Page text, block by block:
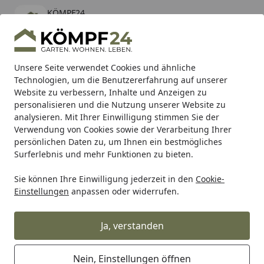
Unsere Seite verwendet Cookies und ähnliche
Technologien, um die Benutzererfahrung auf unserer
Website zu verbessern, Inhalte und Anzeigen zu
personalisieren und die Nutzung unserer Website zu
analysieren. Mit Ihrer Einwilligung stimmen Sie der
Verwendung von Cookies sowie der Verarbeitung Ihrer
persönlichen Daten zu, um Ihnen ein bestmögliches
Surferlebnis und mehr Funktionen zu bieten.
Sie können Ihre Einwilligung jederzeit in den Cookie-
Einstellungen anpassen oder widerrufen.
Ja, verstanden
Nein, Einstellungen öffnen
KÖMPF24
kostenlos - Im App Store
Hotline
Alle Produkte
Mein Konto
Suchen
Karibu Pools inkl. gratis Sandfilteranlage & Pool-
Starterset (Gesamtwert bis 468,99€)
Startseite
Gloria Gloria Feuerlöscher Gloria Pulver-Feuerlöscher P
Gloria Pulver-Feuerlöscher P 6 Pro